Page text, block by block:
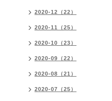
2020-12（22）
2020-11（25）
2020-10（23）
2020-09（22）
2020-08（21）
2020-07（25）